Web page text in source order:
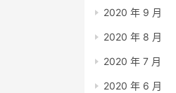
2020 年 9 月
2020 年 8 月
2020 年 7 月
2020 年 6 月